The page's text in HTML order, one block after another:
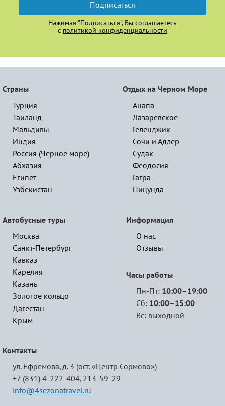
Подписаться
Нажимая "Подписаться", Вы соглашаетесь
с политикой конфиденциальности
Страны
Турция
Таиланд
Мальдивы
Индия
Россия (Черное море)
Абхазия
Египет
Узбекистан
Отдых на Черном Море
Анапа
Лазаревское
Геленджик
Сочи и Адлер
Судак
Феодосия
Гагра
Пицунда
Автобусные туры
Москва
Санкт-Петербург
Кавказ
Карелия
Казань
Золотое кольцо
Дагестан
Крым
Информация
О нас
Отзывы
Часы работы
Пн-Пт: 10:00–19:00
Сб: 10:00–15:00
Вс: выходной
Контакты
ул. Ефремова, д. 3 (ост. «Центр Сормово»)
+7 (831) 4-222-404, 213-59-29
info@4sezonatravel.ru